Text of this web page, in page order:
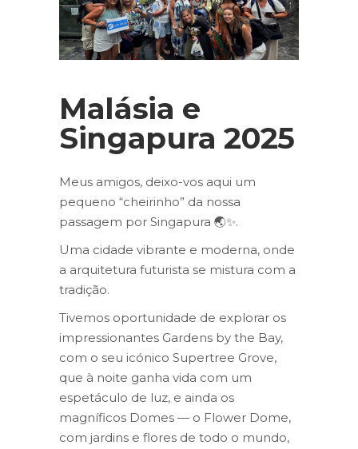
Malásia e
Singapura 2025
Meus amigos, deixo-vos aqui um
pequeno “cheirinho” da nossa
passagem por Singapura 🌏✨.
Uma cidade vibrante e moderna, onde
a arquitetura futurista se mistura com a
tradição.
Tivemos oportunidade de explorar os
impressionantes Gardens by the Bay,
com o seu icónico Supertree Grove,
que à noite ganha vida com um
espetáculo de luz, e ainda os
magníficos Domes — o Flower Dome,
com jardins e flores de todo o mundo,